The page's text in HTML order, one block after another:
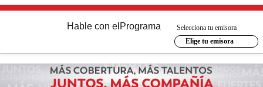
Hable con el Programa
Selecciona tu emisora
Elige tu emisora